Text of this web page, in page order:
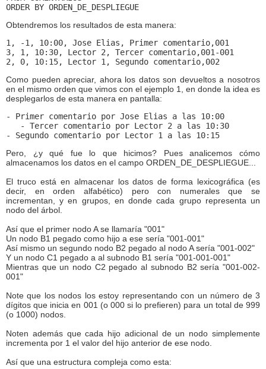
ORDER BY ORDEN_DE_DESPLIEGUE
Obtendremos los resultados de esta manera:
1, -1, 10:00, Jose Elias, Primer comentario,001
3, 1, 10:30, Lector 2, Tercer comentario,001-001
2, 0, 10:15, Lector 1, Segundo comentario,002
Como pueden apreciar, ahora los datos son devueltos a nosotros
en el mismo orden que vimos con el ejemplo 1, en donde la idea es
desplegarlos de esta manera en pantalla:
- Primer comentario por Jose Elias a las 10:00
   - Tercer comentario por Lector 2 a las 10:30
- Segundo comentario por Lector 1 a las 10:15
Pero, ¿y qué fue lo que hicimos? Pues analicemos cómo
almacenamos los datos en el campo ORDEN_DE_DESPLIEGUE...
El truco está en almacenar los datos de forma lexicográfica (es
decir, en orden alfabético) pero con numerales que se
incrementan, y en grupos, en donde cada grupo representa un
nodo del árbol.
Así que el primer nodo A se llamaría "001"
Un nodo B1 pegado como hijo a ese sería "001-001"
Así mismo un segundo nodo B2 pegado al nodo A sería "001-002"
Y un nodo C1 pegado a al subnodo B1 sería "001-001-001"
Mientras que un nodo C2 pegado al subnodo B2 sería "001-002-
001"
Note que los nodos los estoy representando con un número de 3
dígitos que inicia en 001 (o 000 si lo prefieren) para un total de 999
(o 1000) nodos.
Noten además que cada hijo adicional de un nodo simplemente
incrementa por 1 el valor del hijo anterior de ese nodo.
Así que una estructura compleja como esta: